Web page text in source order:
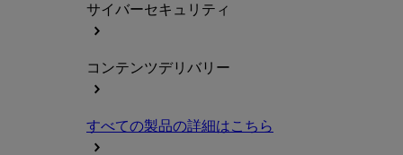
サイバーセキュリティ
コンテンツデリバリー
すべての製品の詳細はこちら